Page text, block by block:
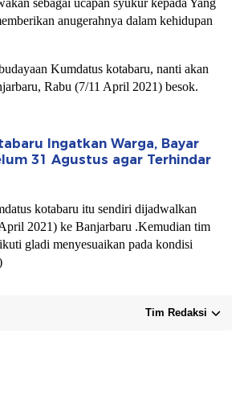
anugerahnya dalam kehidupan
Kumdatus kotabaru, nanti akan
Rabu (7/11 April 2021) besok.
Ingatkan Warga, Bayar
31 Agustus agar Terhindar
kotabaru itu sendiri dijadwalkan
2021) ke Banjarbaru .Kemudian tim
gladi menyesuaikan pada kondisi
Tim Redaksi